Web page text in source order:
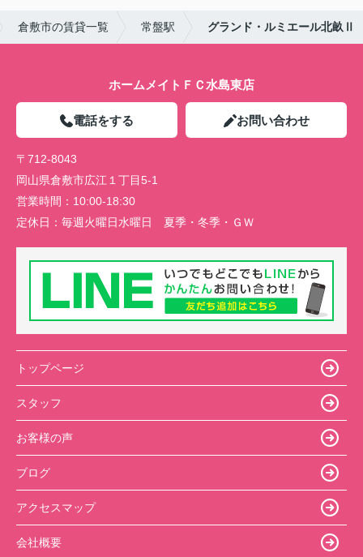
倉敷市の賃貸一覧 常盤駅 グランド・ルミエール北畝Ⅱ
ホームメイトＦＣ水島東店
電話をする お問い合わせ
〒712-8043
岡山県倉敷市広江１丁目5-1
営業時間： 10:00-18:30
定休日： 毎週火曜日水曜日 夏季・冬季・ＧＷ
トップページ
スタッフ
お客様の声
ブログ
アクセスマップ
会社概要